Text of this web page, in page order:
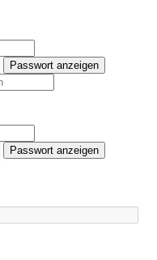
Passwort anzeigen
Passwort anzeigen